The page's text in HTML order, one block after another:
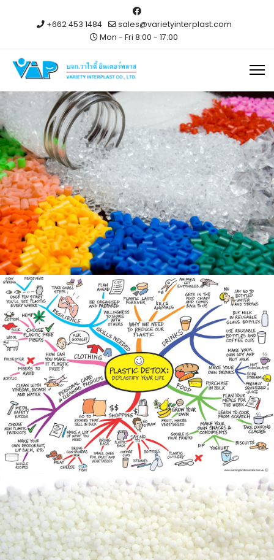
+662 453 1484
sales@varietyinterplast.com
Mon - Fri 8:00 - 17:00